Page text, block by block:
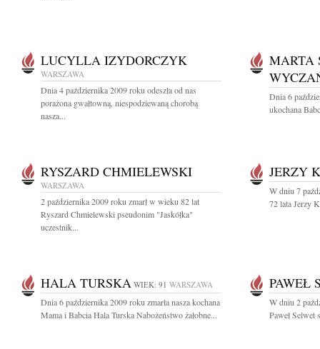
LUCYLLA IZYDORCZYK
WARSZAWA
Dnia 4 października 2009 roku odeszła od nas
porażona gwałtowną, niespodziewaną chorobą
nasza...
MARTA
Dnia 6
ukochana
RYSZARD CHMIELEWSKI
WARSZAWA
2 października 2009 roku zmarł w wieku 82 lat
Ryszard Chmielewski pseudonim "Jaskółka"
uczestnik...
JERZY
W dniu 7
72 lata Jerzy
HALA TURSKA WIEK: 91 WARSZAWA
Dnia 6 października 2009 roku zmarła nasza kochana
Mama i Babcia Hala Turska Nabożeństwo żałobne...
PAWEŁ
W dniu 2
Paweł